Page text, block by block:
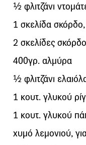
½ φλιτζάνι
1 σκελίδα
2 σκελίδες
400γρ. αλμύρα
½ φλιτζάνι
1 κουτ. γλυκού
1 κουτ. γλυκού
χυμό λεμονιού,